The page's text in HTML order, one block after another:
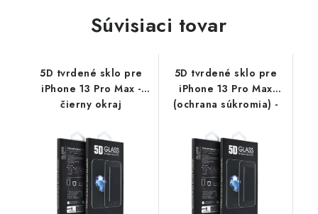
Súvisiaci tovar
5D tvrdené sklo pre
iPhone 13 Pro Max -
čierny okraj
5D tvrdené sklo pre
iPhone 13 Pro Max
(ochrana súkromia) -